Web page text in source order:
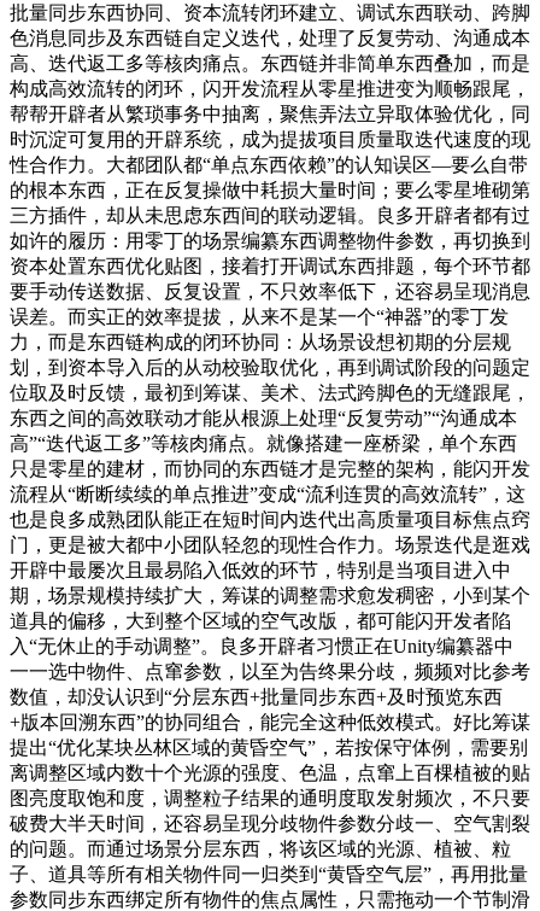
批量同步东西协同、资本流转闭环建立、调试东西联动、跨脚
色消息同步及东西链自定义迭代，处理了反复劳动、沟通成本
高、迭代返工多等核肉痛点。东西链并非简单东西叠加，而是
构成高效流转的闭环，闪开发流程从零星推进变为顺畅跟尾，
帮帮开辟者从繁琐事务中抽离，聚焦弄法立异取体验优化，同
时沉淀可复用的开辟系统，成为提拔项目质量取迭代速度的现
性合作力。大都团队都“单点东西依赖”的认知误区—要么自带
的根本东西，正在反复操做中耗损大量时间；要么零星堆砌第
三方插件，却从未思虑东西间的联动逻辑。良多开辟者都有过
如许的履历：用零丁的场景编纂东西调整物件参数，再切换到
资本处置东西优化贴图，接着打开调试东西排题，每个环节都
要手动传送数据、反复设置，不只效率低下，还容易呈现消息
误差。而实正的效率提拔，从来不是某一个“神器”的零丁发
力，而是东西链构成的闭环协同：从场景设想初期的分层规
划，到资本导入后的从动校验取优化，再到调试阶段的问题定
位取及时反馈，最初到筹谋、美术、法式跨脚色的无缝跟尾，
东西之间的高效联动才能从根源上处理“反复劳动”“沟通成本
高”“迭代返工多”等核肉痛点。就像搭建一座桥梁，单个东西
只是零星的建材，而协同的东西链才是完整的架构，能闪开发
流程从“断断续续的单点推进”变成“流利连贯的高效流转”，这
也是良多成熟团队能正在短时间内迭代出高质量项目标焦点窍
门，更是被大都中小团队轻忽的现性合作力。场景迭代是逛戏
开辟中最屡次且最易陷入低效的环节，特别是当项目进入中
期，场景规模持续扩大，筹谋的调整需求愈发稠密，小到某个
道具的偏移，大到整个区域的空气改版，都可能闪开发者陷
入“无休止的手动调整”。良多开辟者习惯正在Unity编纂器中
一一选中物件、点窜参数，以至为告终果分歧，频频对比参考
数值，却没认识到“分层东西+批量同步东西+及时预览东西
+版本回溯东西”的协同组合，能完全这种低效模式。好比筹谋
提出“优化某块丛林区域的黄昏空气”，若按保守体例，需要别
离调整区域内数十个光源的强度、色温，点窜上百棵植被的贴
图亮度取饱和度，调整粒子结果的通明度取发射频次，不只要
破费大半天时间，还容易呈现分歧物件参数分歧一、空气割裂
的问题。而通过场景分层东西，将该区域的光源、植被、粒
子、道具等所有相关物件同一归类到“黄昏空气层”，再用批量
参数同步东西绑定所有物件的焦点属性，只需拖动一个节制滑